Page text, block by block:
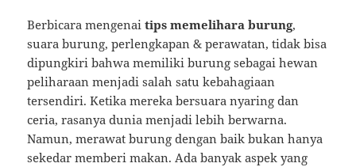
Berbicara mengenaitips memelihara burung,
suara burung, perlengkapan & perawatan, tidak bisa
dipungkiri bahwa memiliki burung sebagai hewan
peliharaan menjadi salah satu kebahagiaan
tersendiri. Ketika mereka bersuara nyaring dan
ceria, rasanya dunia menjadi lebih berwarna.
Namun, merawat burung dengan baik bukan hanya
sekedar memberi makan. Ada banyak aspek yang